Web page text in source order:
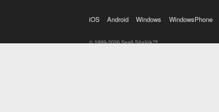
iOS Android Windows WindowsPhone
© 1999-2026 Sesli Sözlük™